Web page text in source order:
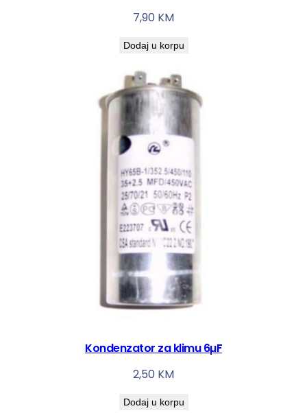
7,90 KM
Dodaj u korpu
Kondenzator za klimu 6µF
2,50 KM
Dodaj u korpu